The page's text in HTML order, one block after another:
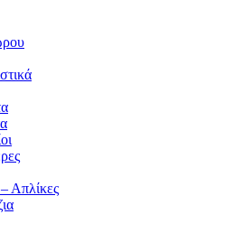
– Απλίκες